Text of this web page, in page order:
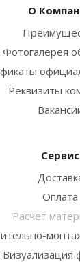
О
Фотогалерея
Реквизиты
Сервис
Оплата
Расчет
Визуализация